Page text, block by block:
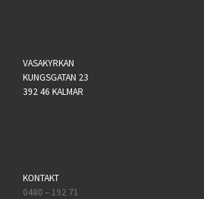
VASAKYRKAN
KUNGSGATAN 23
392 46 KALMAR
KONTAKT
0480 – 192 71